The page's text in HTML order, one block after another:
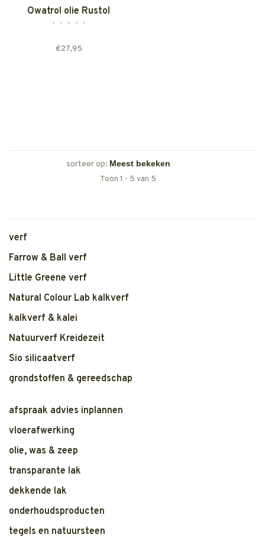
Owatrol olie Rustol
• • • • •
€27,95
sorteer op:
Toon 1 - 5 van 5
verf
Farrow & Ball verf
Little Greene verf
Natural Colour Lab kalkverf
kalkverf & kalei
Natuurverf Kreidezeit
Sio silicaatverf
grondstoffen & gereedschap
afspraak advies inplannen
vloerafwerking
olie, was & zeep
transparante lak
dekkende lak
onderhoudsproducten
tegels en natuursteen